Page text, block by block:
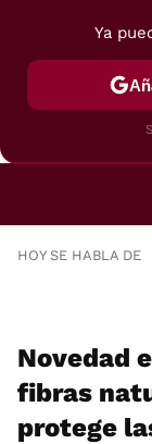
HOY SE HABLA DE
Novedad
fibras
protege
Ya